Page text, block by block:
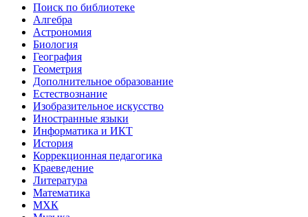
Поиск по библиотеке
Алгебра
Астрономия
Биология
География
Геометрия
Дополнительное образование
Естествознание
Изобразительное искусство
Иностранные языки
Информатика и ИКТ
История
Коррекционная педагогика
Краеведение
Литература
Математика
МХК